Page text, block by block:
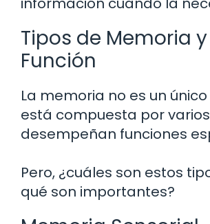
Tipos de Memoria y
Función
La memoria no es un
está compuesta por
desempeñan funciones
Pero, ¿cuáles son estos
qué son importantes?